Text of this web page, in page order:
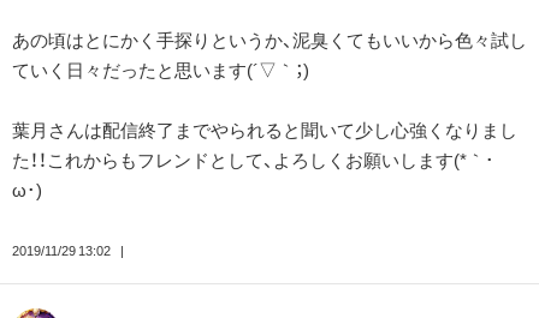
あの頃はとにかく手探りというか、泥臭くてもいいから色々試し
ていく日々だったと思います(´▽｀；)ゞ
葉月さんは配信終了までやられると聞いて少し心強くなりまし
た！！これからもフレンドとして、よろしくお願いします(*｀･
ω･)ゞ
2019/11/29 13:02